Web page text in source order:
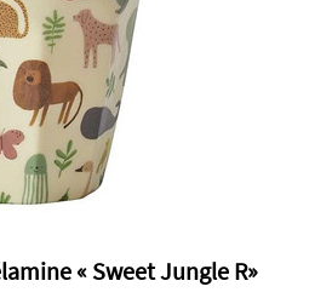
« Sweet Jungle R»